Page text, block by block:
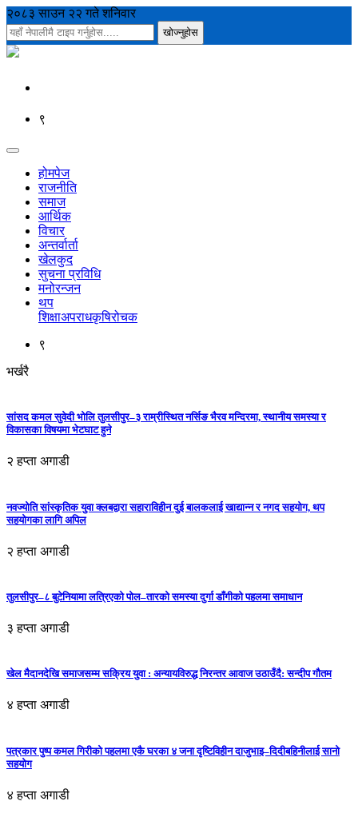
२०८३ साउन २२ गते शनिवार
९
होमपेज
राजनीति
समाज
आर्थिक
विचार
अन्तर्वार्ता
खेलकुद
सुचना प्रविधि
मनोरन्जन
थप
शिक्षाअपराधकृषिरोचक
९
भर्खरै
सांसद कमल सुवेदी भोलि तुलसीपुर–३ राम्रीस्थित नर्सिङ भैरव मन्दिरमा, स्थानीय समस्या र
विकासका विषयमा भेटघाट हुने
२ हप्ता अगाडी
नवज्योति सांस्कृतिक युवा क्लबद्वारा सहाराविहीन दुई बालकलाई खाद्यान्न र नगद सहयोग, थप
सहयोगका लागि अपिल
२ हप्ता अगाडी
तुलसीपुर–८ बुटेनियामा लत्रिएको पोल–तारको समस्या दुर्गा डाँगीको पहलमा समाधान
३ हप्ता अगाडी
खेल मैदानदेखि समाजसम्म सक्रिय युवा : अन्यायविरुद्ध निरन्तर आवाज उठाउँदै: सन्दीप गौतम
४ हप्ता अगाडी
पत्रकार पुष्प कमल गिरीको पहलमा एकै घरका ४ जना दृष्टिविहीन दाजुभाइ–दिदीबहिनीलाई सानो
सहयोग
४ हप्ता अगाडी